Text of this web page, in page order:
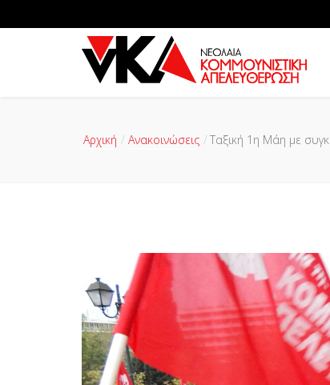
Αρχική Ανακοινώσεις Ταξική 1η Μάη με